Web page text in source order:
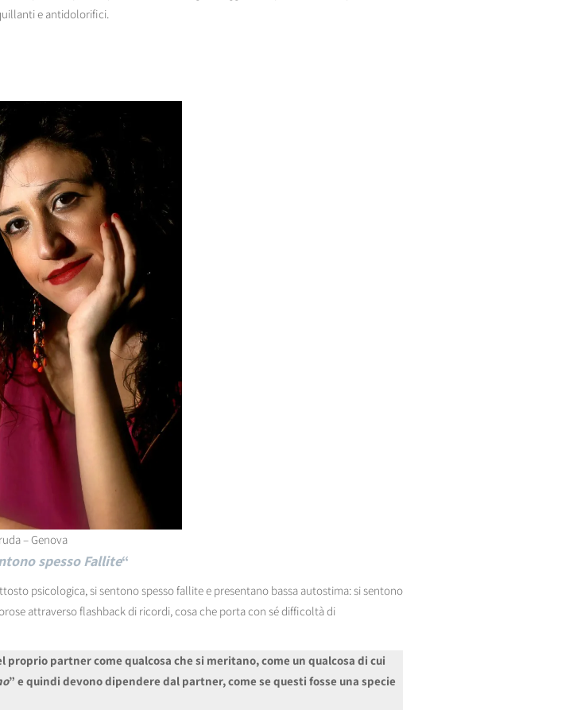
e antidolorifici.
– Genova
spesso Fallite“
psicologica, si sentono spesso fallite e presentano bassa autostima: si sentono
attraverso flashback di ricordi, cosa che porta con sé difficoltà di
partner come qualcosa che si meritano, come un qualcosa di cui
” e quindi devono dipendere dal partner, come se questi fosse una specie